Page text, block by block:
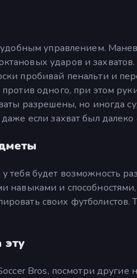
удобным управлением.
ударов и
пробивай пенальти и
одного, при этом
разрешены, но иногда
если захват был далеко
тебя будет возможность
навыками и
своих футболистов.
Bros, посмотри другие